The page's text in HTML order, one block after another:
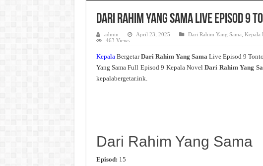
Dari Rahim Yang Sama Live Episod 9
admin April 23, 2025 Dari Rahim Yang Sama Kepala
463 Views
KepalaBergetarDari Rahim Yang Sama Live Episod 9
Yang Sama Full Episod 9 Kepala Novel Dari Rahim Yang
kepalabergetar.ink.
Dari Rahim Yang Sama
Episod: 15